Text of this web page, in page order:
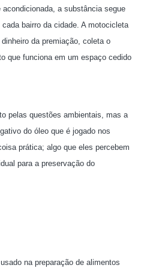
a substância segue
bairro da cidade. A motocicleta
da premiação, coleta o
que funciona em um espaço cedido
pelas questões ambientais, mas a
do óleo que é jogado nos
prática; algo que eles percebem
para a preservação do
na preparação de alimentos